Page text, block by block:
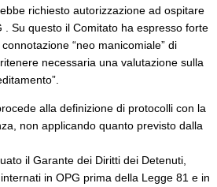
richiesto autorizzazione ad ospitare
. Su questo il Comitato ha espresso forte
“neo manicomiale” di
necessaria una valutazione sulla
alla definizione di protocolli con la
non applicando quanto previsto dalla
il Garante dei Diritti dei Detenuti,
in OPG prima della Legge 81 e in